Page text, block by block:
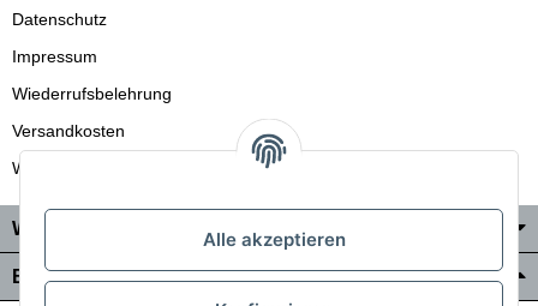
Datenschutz
Impressum
Wiederrufsbelehrung
Versandkosten
Wir liefern auch in die Schweiz
Wo Sie uns finden
Bezahlung & Versand
Alle akzeptieren